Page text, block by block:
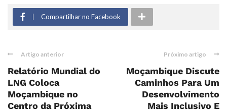
Compartilhar no Facebook
Artigo anterior
Relatório Mundial do
LNG Coloca
Moçambique no
Centro da Próxima
Próximo artigo
Moçambique Discute
Caminhos Para Um
Desenvolvimento
Mais Inclusivo E